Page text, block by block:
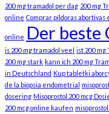
200 mg tramadol per dag 200 mg
online Comprar píldoras
online Der beste
is 200 mg tramadol veel ist 200 mg
200 mg stark kann ich 200 mg
in Deutschland Kup tabletki
de la biopsia endometrial
dosering Misoprostol 200 mcg
200 mcg online kaufen